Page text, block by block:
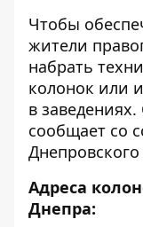
Чтобы
жители
набрать
колонок или
в
сообщает со
Днепровского
Адреса
Днепра: